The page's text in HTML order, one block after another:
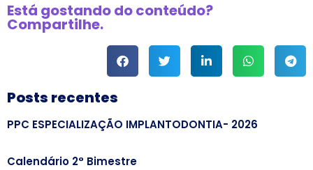
Está gostando do conteúdo?
Compartilhe.
Posts recentes
PPC ESPECIALIZAÇÃO IMPLANTODONTIA- 2026
Calendário 2° Bimestre